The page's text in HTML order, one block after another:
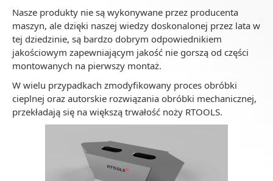
Nasze produkty nie są wykonywane przez producenta
maszyn, ale dzięki naszej wiedzy doskonalonej przez lata w
tej dziedzinie, są bardzo dobrym odpowiednikiem
jakościowym zapewniającym jakość nie gorszą od części
montowanych na pierwszy montaż.
W wielu przypadkach zmodyfikowany proces obróbki
cieplnej oraz autorskie rozwiązania obróbki mechanicznej,
przekładają się na większą trwałość noży RTOOLS.